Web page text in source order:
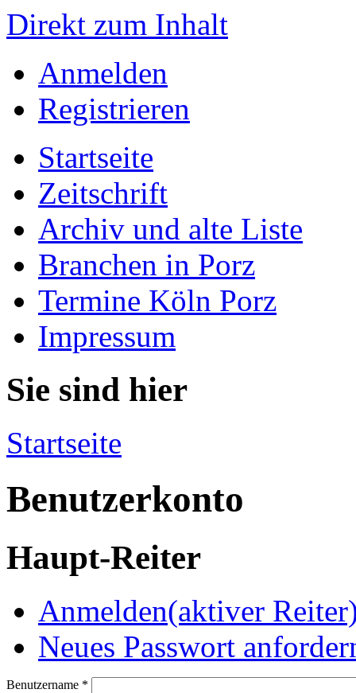
Direkt zum Inhalt
Anmelden
Registrieren
Startseite
Zeitschrift
Archiv und alte Liste
Branchen in Porz
Termine Köln Porz
Impressum
Sie sind hier
Startseite
Benutzerkonto
Haupt-Reiter
Anmelden(aktiver
Neues Passwort
Benutzername *